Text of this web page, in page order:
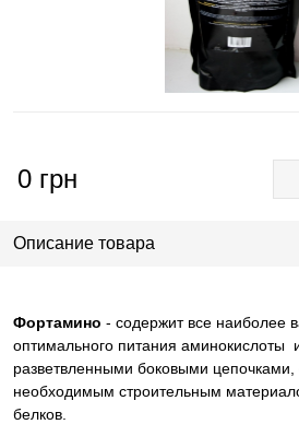
0 грн
Описание товара
Фортамино - содержит все наиболее
оптимального питания аминокислоты
разветвленными боковыми цепочками,
необходимым строительным
белков.